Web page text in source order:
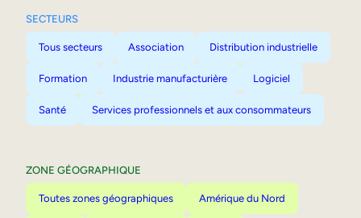
SECTEURS
Tous secteurs Association Distribution industrielle
Formation Industrie manufacturière Logiciel
Santé Services professionnels et aux consommateurs
ZONE GÉOGRAPHIQUE
Toutes zones géographiques Amérique du Nord